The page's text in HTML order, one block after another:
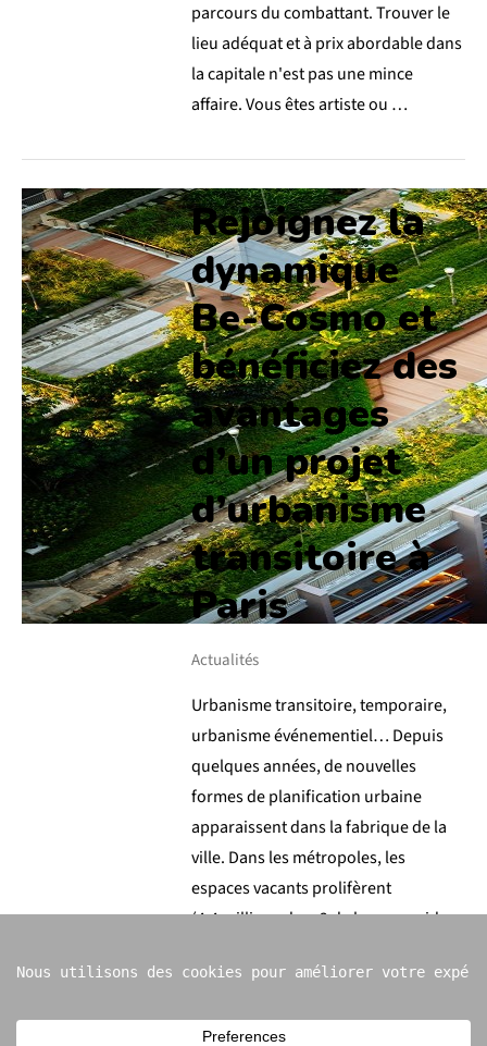
parcours du combattant. Trouver le
lieu adéquat et à prix abordable dans
la capitale n'est pas une mince
affaire. Vous êtes artiste ou …
Rejoignez la
dynamique
Be-Cosmo et
bénéficiez des
avantages
d’un projet
d’urbanisme
transitoire à
Paris
Actualités
Urbanisme transitoire, temporaire,
urbanisme événementiel… Depuis
quelques années, de nouvelles
formes de planification urbaine
apparaissent dans la fabrique de la
ville. Dans les métropoles, les
espaces vacants prolifèrent
(4,4 millions de m2 de bureaux vides